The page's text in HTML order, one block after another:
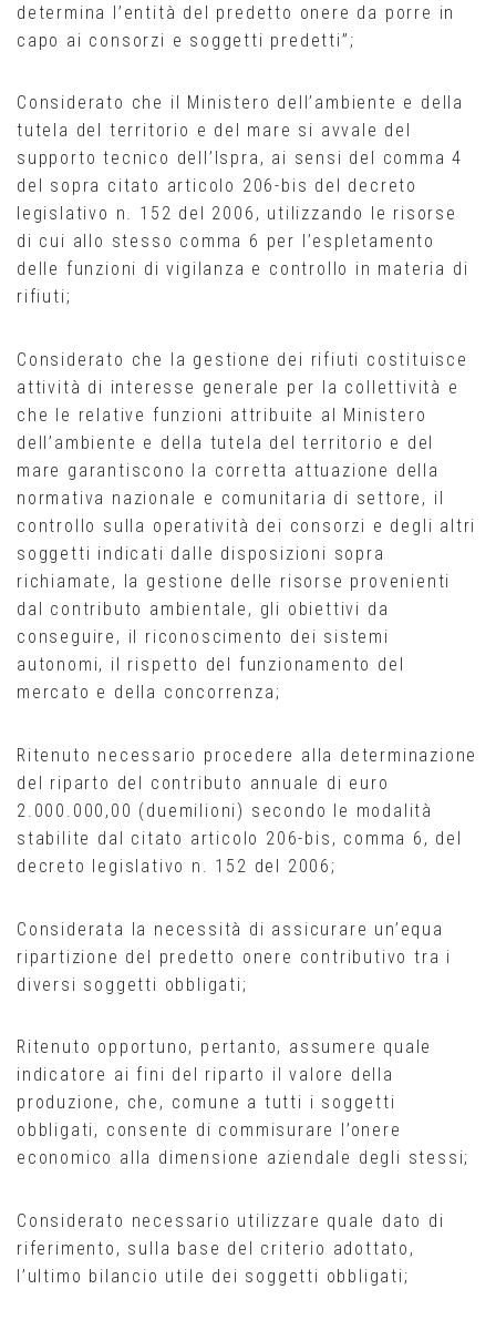
determina l’entità del predetto onere da porre in
capo ai consorzi e soggetti predetti”;
Considerato che il Ministero dell’ambiente e della
tutela del territorio e del mare si avvale del
supporto tecnico dell’Ispra, ai sensi del comma 4
del sopra citato articolo 206-bis del decreto
legislativo n. 152 del 2006, utilizzando le risorse
di cui allo stesso comma 6 per l’espletamento
delle funzioni di vigilanza e controllo in materia di
rifiuti;
Considerato che la gestione dei rifiuti costituisce
attività di interesse generale per la collettività e
che le relative funzioni attribuite al Ministero
dell’ambiente e della tutela del territorio e del
mare garantiscono la corretta attuazione della
normativa nazionale e comunitaria di settore, il
controllo sulla operatività dei consorzi e degli altri
soggetti indicati dalle disposizioni sopra
richiamate, la gestione delle risorse provenienti
dal contributo ambientale, gli obiettivi da
conseguire, il riconoscimento dei sistemi
autonomi, il rispetto del funzionamento del
mercato e della concorrenza;
Ritenuto necessario procedere alla determinazione
del riparto del contributo annuale di euro
2.000.000,00 (duemilioni) secondo le modalità
stabilite dal citato articolo 206-bis, comma 6, del
decreto legislativo n. 152 del 2006;
Considerata la necessità di assicurare un’equa
ripartizione del predetto onere contributivo tra i
diversi soggetti obbligati;
Ritenuto opportuno, pertanto, assumere quale
indicatore ai fini del riparto il valore della
produzione, che, comune a tutti i soggetti
obbligati, consente di commisurare l’onere
economico alla dimensione aziendale degli stessi;
Considerato necessario utilizzare quale dato di
riferimento, sulla base del criterio adottato,
l’ultimo bilancio utile dei soggetti obbligati;